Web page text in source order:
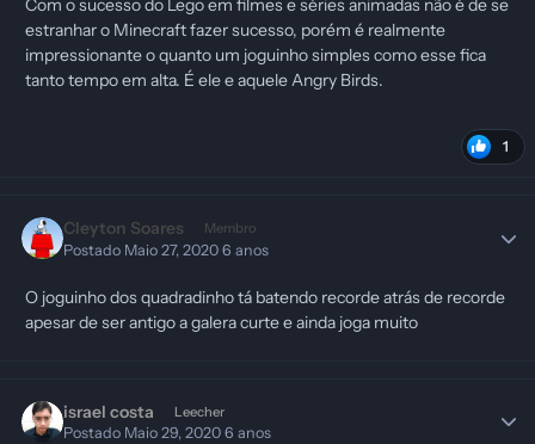
Com o sucesso do Lego em filmes e séries animadas não é de se
estranhar o Minecraft fazer sucesso, porém é realmente
impressionante o quanto um joguinho simples como esse fica
tanto tempo em alta. É ele e aquele Angry Birds.
1
Cleyton Soares Membro
Postado Maio 27, 20206 anos
O joguinho dos quadradinho tá batendo recorde atrás de recorde
apesar de ser antigo a galera curte e ainda joga muito
israel costa Leecher
Postado Maio 29, 20206 anos